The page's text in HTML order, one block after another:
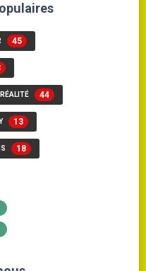
45
44
13
18